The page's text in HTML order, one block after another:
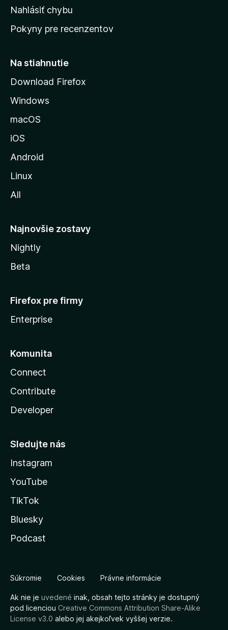
k
s
r
n
k
o
z
l
Nahlásiť chybu
Pokyny pre recenzentov
Na stiahnutie
Download Firefox
Windows
macOS
iOS
Android
Linux
All
Najnovšie zostavy
Nightly
Beta
Firefox pre firmy
Enterprise
Komunita
Connect
Contribute
Developer
Sledujte nás
Instagram
YouTube
TikTok
Bluesky
Podcast
Súkromie Cookies Právne informácie
Ak nie je uvedené inak, obsah tejto stránky je dostupný
pod licenciou Creative Commons Attribution Share-Alike
License v3.0 alebo jej akejkoľvek vyššej verzie.